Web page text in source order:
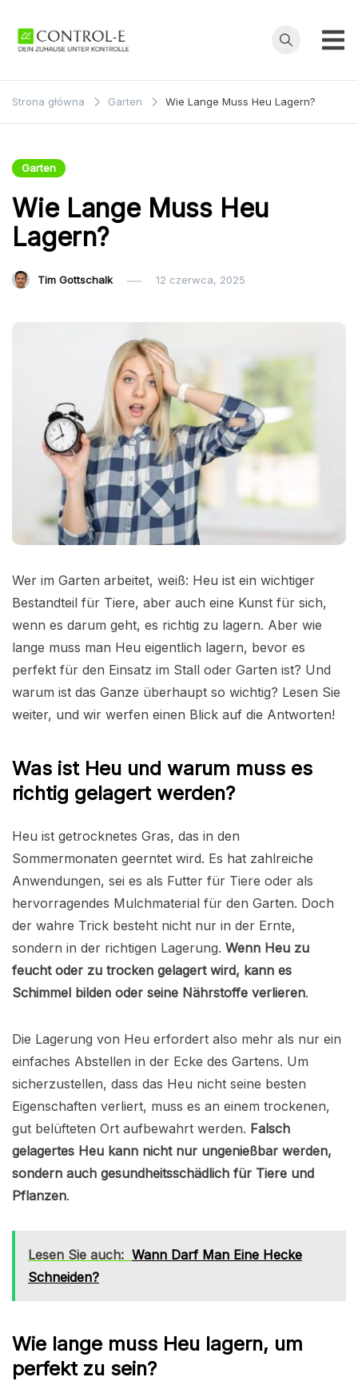
treści
Control-
E
Strona główna Garten Wie Lange Muss Heu Lagern?
Garten
Wie Lange Muss Heu
Lagern?
Tim Gottschalk 12 czerwca, 2025
Wer im Garten arbeitet, weiß: Heu ist ein wichtiger
Bestandteil für Tiere, aber auch eine Kunst für sich,
wenn es darum geht, es richtig zu lagern. Aber wie
lange muss man Heu eigentlich lagern, bevor es
perfekt für den Einsatz im Stall oder Garten ist? Und
warum ist das Ganze überhaupt so wichtig? Lesen Sie
weiter, und wir werfen einen Blick auf die Antworten!
Was ist Heu und warum muss es
richtig gelagert werden?
Heu ist getrocknetes Gras, das in den
Sommermonaten geerntet wird. Es hat zahlreiche
Anwendungen, sei es als Futter für Tiere oder als
hervorragendes Mulchmaterial für den Garten. Doch
der wahre Trick besteht nicht nur in der Ernte,
sondern in der richtigen Lagerung. Wenn Heu zu
feucht oder zu trocken gelagert wird, kann es
Schimmel bilden oder seine Nährstoffe verlieren.
Die Lagerung von Heu erfordert also mehr als nur ein
einfaches Abstellen in der Ecke des Gartens. Um
sicherzustellen, dass das Heu nicht seine besten
Eigenschaften verliert, muss es an einem trockenen,
gut belüfteten Ort aufbewahrt werden. Falsch
gelagertes Heu kann nicht nur ungenießbar werden,
sondern auch gesundheitsschädlich für Tiere und
Pflanzen.
Lesen Sie auch: Wann Darf Man Eine Hecke
Schneiden?
Wie lange muss Heu lagern, um
perfekt zu sein?